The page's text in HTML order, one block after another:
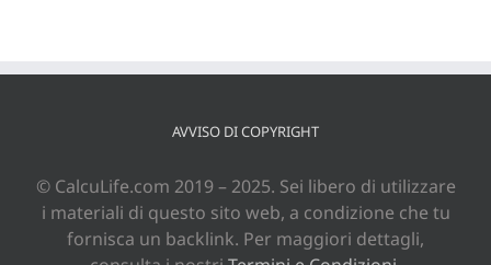
AVVISO DI COPYRIGHT
© CalcuLife.com 2019 – 2025. Sei libero di utilizzare
i materiali di questo sito web, a condizione che tu
fornisca un backlink. Per maggiori dettagli,